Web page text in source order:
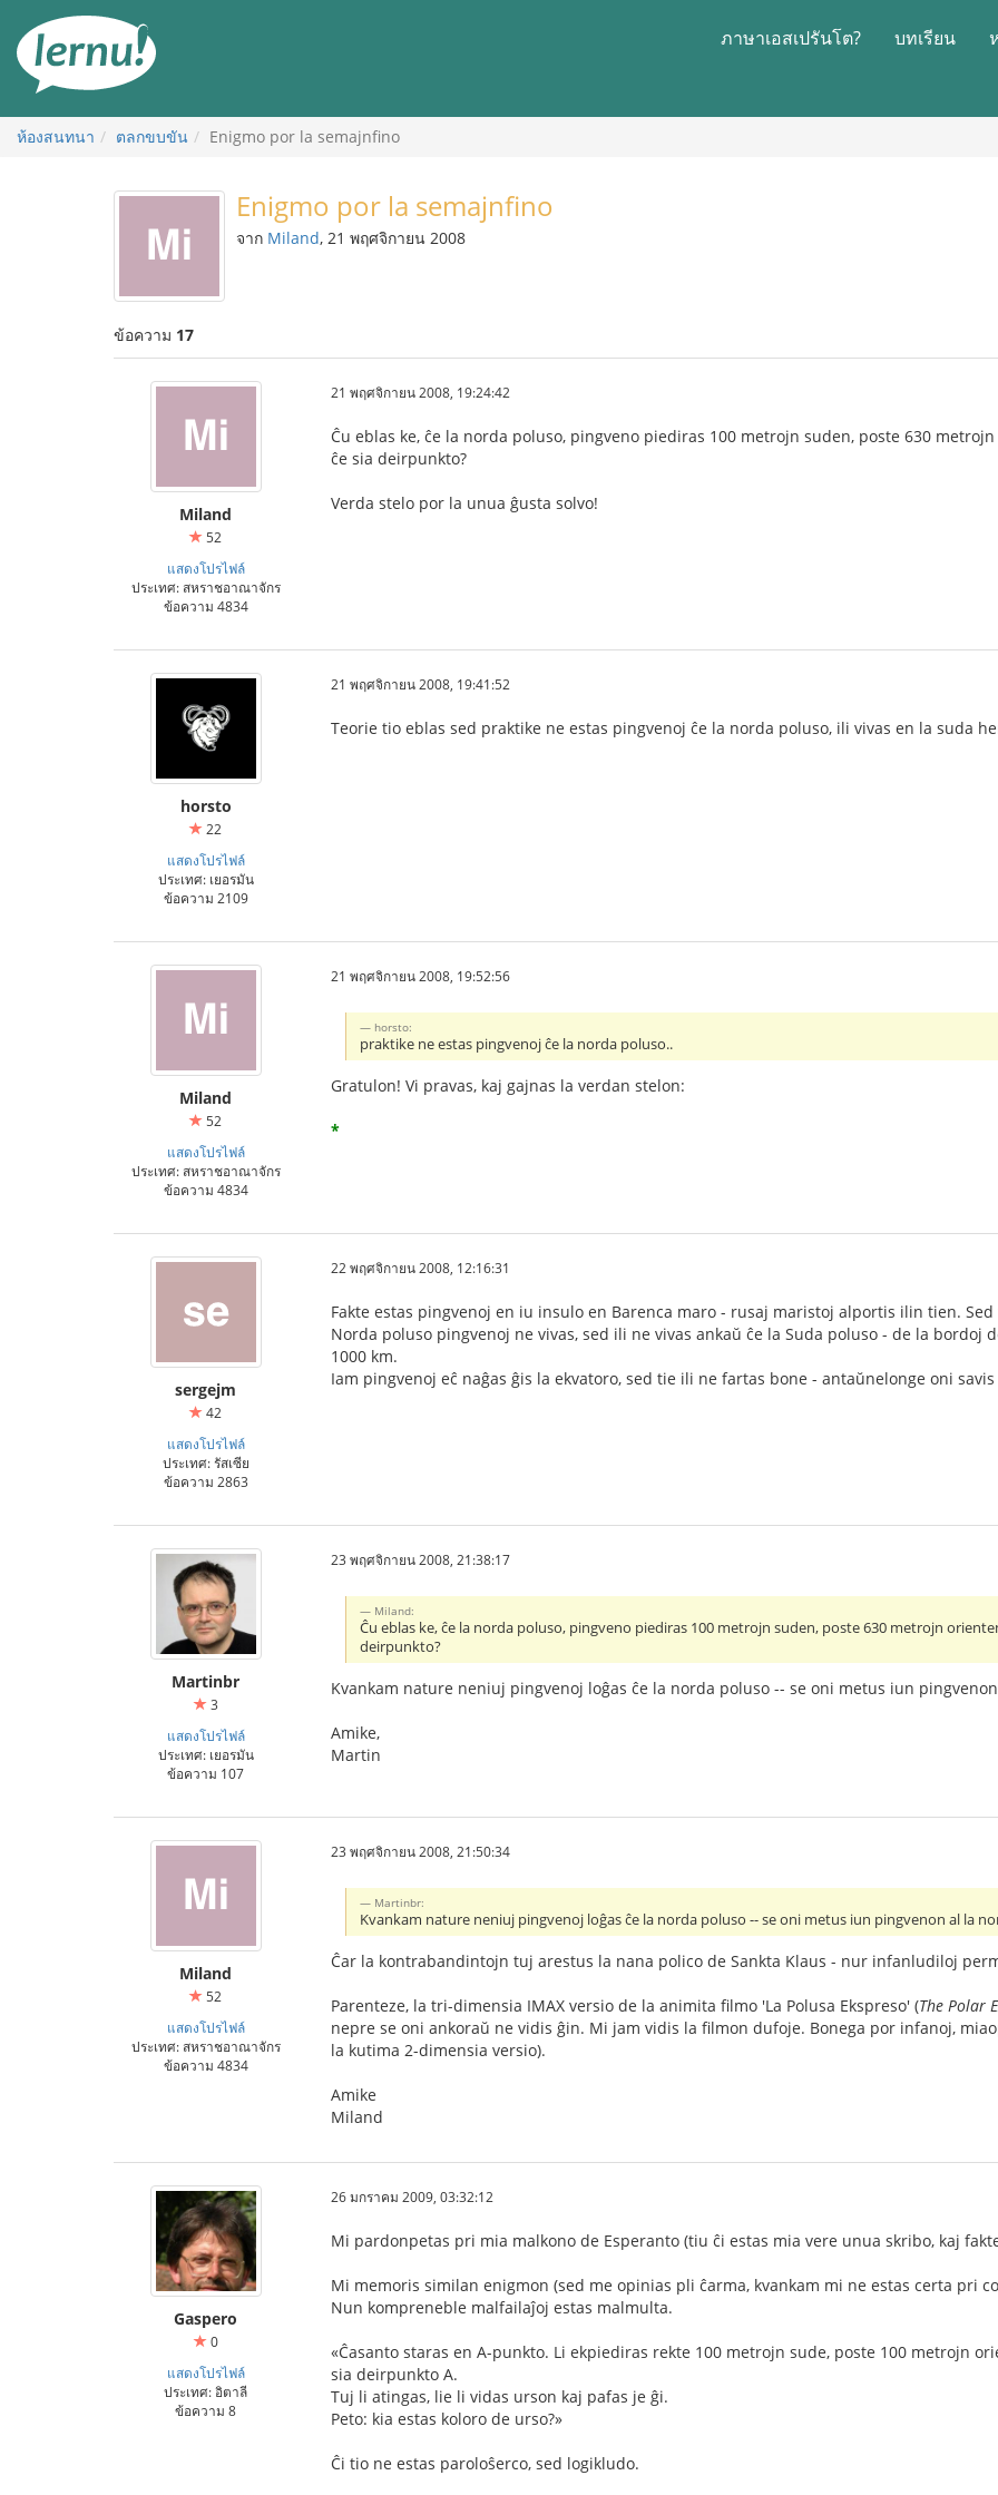
สารบัญ
ภาษาเอสเปรันโต? บทเรียน
ห้องสนทนา ตลกขบขัน Enigmo por la semajnfino
Enigmo por la semajnfino
จาก Miland, 21 พฤศจิกายน 2008
ข้อความ 17
Miland
52
แสดงโปรไฟล์
ประเทศ: สหราชอาณาจักร
ข้อความ 4834
21 พฤศจิกายน 2008, 19:24:42
Ĉu eblas ke, ĉe la norda poluso, pingveno piediras 100 metrojn suden, poste 630
ĉe sia deirpunkto?
Verda stelo por la unua ĝusta solvo!
horsto
22
แสดงโปรไฟล์
ประเทศ: เยอรมัน
ข้อความ 2109
21 พฤศจิกายน 2008, 19:41:52
Teorie tio eblas sed praktike ne estas pingvenoj ĉe la norda poluso, ili vivas en la suda
Miland
52
แสดงโปรไฟล์
ประเทศ: สหราชอาณาจักร
ข้อความ 4834
21 พฤศจิกายน 2008, 19:52:56
horsto:
praktike ne estas pingvenoj ĉe la norda poluso..
Gratulon! Vi pravas, kaj gajnas la verdan stelon:
*
sergejm
42
แสดงโปรไฟล์
ประเทศ: รัสเซีย
ข้อความ 2863
22 พฤศจิกายน 2008, 12:16:31
Fakte estas pingvenoj en iu insulo en Barenca maro - rusaj maristoj alportis ilin tien.
Norda poluso pingvenoj ne vivas, sed ili ne vivas ankaŭ ĉe la Suda poluso - de la bordoj
1000 km.
Iam pingvenoj eĉ naĝas ĝis la ekvatoro, sed tie ili ne fartas bone - antaŭnelonge oni
Martinbr
3
แสดงโปรไฟล์
ประเทศ: เยอรมัน
ข้อความ 107
23 พฤศจิกายน 2008, 21:38:17
Miland:
Ĉu eblas ke, ĉe la norda poluso, pingveno piediras 100 metrojn suden, poste 630 metrojn
deirpunkto?
Kvankam nature neniuj pingvenoj loĝas ĉe la norda poluso -- se oni metus iun
Amike,
Martin
Miland
52
แสดงโปรไฟล์
ประเทศ: สหราชอาณาจักร
ข้อความ 4834
23 พฤศจิกายน 2008, 21:50:34
Martinbr:
Kvankam nature neniuj pingvenoj loĝas ĉe la norda poluso -- se oni metus iun pingvenon al la
Ĉar la kontrabandintojn tuj arestus la nana polico de Sankta Klaus - nur infanludiloj
Parenteze, la tri-dimensia IMAX versio de la animita filmo 'La Polusa Ekspreso' (The Polar
nepre se oni ankoraŭ ne vidis ĝin. Mi jam vidis la filmon dufoje. Bonega por infanoj,
la kutima 2-dimensia versio).
Amike
Miland
Gaspero
0
แสดงโปรไฟล์
ประเทศ: อิตาลี
ข้อความ 8
26 มกราคม 2009, 03:32:12
Mi pardonpetas pri mia malkono de Esperanto (tiu ĉi estas mia vere unua skribo, kaj
Mi memoris similan enigmon (sed me opinias pli ĉarma, kvankam mi ne estas certa pri
Nun kompreneble malfailaĵoj estas malmulta.
«Ĉasanto staras en A-punkto. Li ekpiediras rekte 100 metrojn sude, poste 100 metrojn
sia deirpunkto A.
Tuj li atingas, lie li vidas urson kaj pafas je ĝi.
Peto: kia estas koloro de urso?»
Ĉi tio ne estas paroloŝerco, sed logikludo.